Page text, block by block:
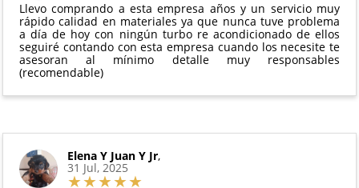
para más información.
perfectas condiciones
Llevo comprando a esta empresa años y un servicio muy
rápido calidad en materiales ya que nunca tuve problema
a día de hoy con ningún turbo re acondicionado de ellos
seguiré contando con esta empresa cuando los necesite te
asesoran al mínimo detalle muy responsables
(recomendable)
Elena Y Juan Y Jr,
31 Jul, 2025